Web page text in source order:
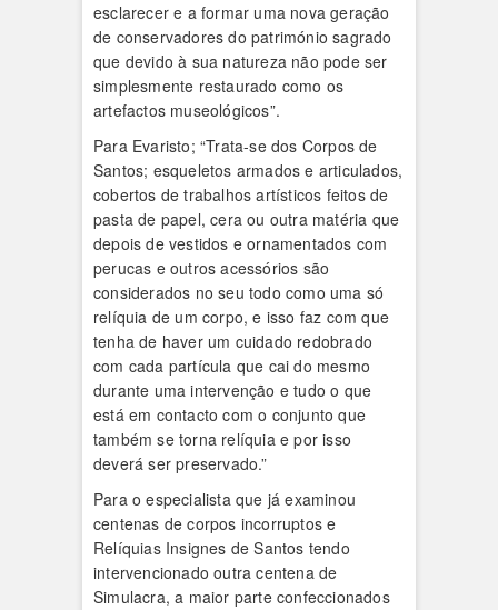
esclarecer e a formar uma nova geração
de conservadores do património sagrado
que devido à sua natureza não pode ser
simplesmente restaurado como os
artefactos museológicos”.
Para Evaristo; “Trata-se dos Corpos de
Santos; esqueletos armados e articulados,
cobertos de trabalhos artísticos feitos de
pasta de papel, cera ou outra matéria que
depois de vestidos e ornamentados com
perucas e outros acessórios são
considerados no seu todo como uma só
relíquia de um corpo, e isso faz com que
tenha de haver um cuidado redobrado
com cada partícula que cai do mesmo
durante uma intervenção e tudo o que
está em contacto com o conjunto que
também se torna relíquia e por isso
deverá ser preservado.”
Para o especialista que já examinou
centenas de corpos incorruptos e
Relíquias Insignes de Santos tendo
intervencionado outra centena de
Simulacra, a maior parte confeccionados